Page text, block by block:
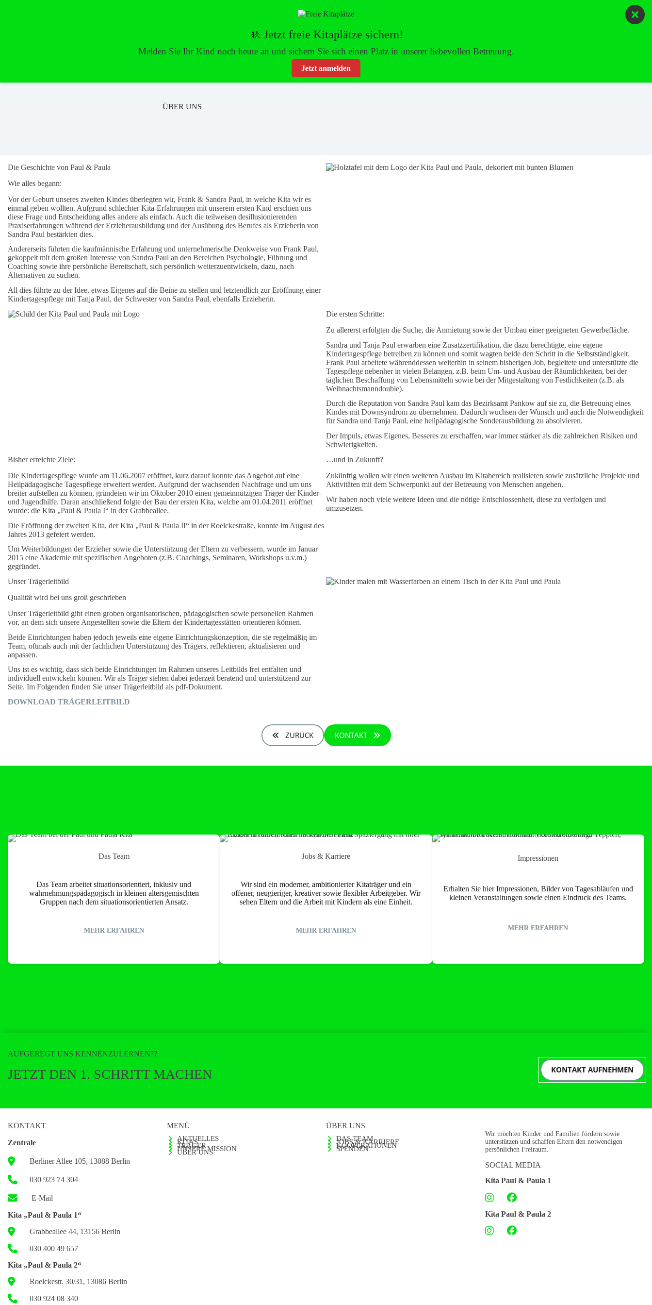
AKTUELLES KITAS TRÄGER
ÜBER UNS
Die Geschichte von Paul & Paula
Wie alles begann:
Vor der Geburt unseres zweiten Kindes überlegten wir, Frank & Sandra Paul, in welche Kita wir es
einmal geben wollten. Aufgrund schlechter Kita-Erfahrungen mit unserem ersten Kind erschien uns
diese Frage und Entscheidung alles andere als einfach. Auch die teilweisen desillusionierenden
Praxiserfahrungen während der Erzieherausbildung und der Ausübung des Berufes als Erzieherin von
Sandra Paul bestärkten dies.
Andererseits führten die kaufmännische Erfahrung und unternehmerische Denkweise von Frank Paul,
gekoppelt mit dem großen Interesse von Sandra Paul an den Bereichen Psychologie, Führung und
Coaching sowie ihre persönliche Bereitschaft, sich persönlich weiterzuentwickeln, dazu, nach
Alternativen zu suchen.
All dies führte zu der Idee, etwas Eigenes auf die Beine zu stellen und letztendlich zur Eröffnung einer
Kindertagespflege mit Tanja Paul, der Schwester von Sandra Paul, ebenfalls Erzieherin.
Die ersten Schritte:
Zu allererst erfolgten die Suche, die Anmietung sowie der Umbau einer geeigneten Gewerbefläche.
Sandra und Tanja Paul erwarben eine Zusatzzertifikation, die dazu berechtigte, eine eigene
Kindertagespflege betreiben zu können und somit wagten beide den Schritt in die Selbstständigkeit.
Frank Paul arbeitete währenddessen weiterhin in seinem bisherigen Job, begleitete und unterstützte die
Tagespflege nebenher in vielen Belangen, z.B. beim Um- und Ausbau der Räumlichkeiten, bei der
täglichen Beschaffung von Lebensmitteln sowie bei der Mitgestaltung von Festlichkeiten (z.B. als
Weihnachtsmanndouble).
Durch die Reputation von Sandra Paul kam das Bezirksamt Pankow auf sie zu, die Betreuung eines
Kindes mit Downsyndrom zu übernehmen. Dadurch wuchsen der Wunsch und auch die Notwendigkeit
für Sandra und Tanja Paul, eine heilpädagogische Sonderausbildung zu absolvieren.
Der Impuls, etwas Eigenes, Besseres zu erschaffen, war immer stärker als die zahlreichen Risiken und
Schwierigkeiten.
Bisher erreichte Ziele:
Die Kindertagespflege wurde am 11.06.2007 eröffnet, kurz darauf konnte das Angebot auf eine
Heilpädagogische Tagespflege erweitert werden. Aufgrund der wachsenden Nachfrage und um uns
breiter aufstellen zu können, gründeten wir im Oktober 2010 einen gemeinnützigen Träger der Kinder-
und Jugendhilfe. Daran anschließend folgte der Bau der ersten Kita, welche am 01.04.2011 eröffnet
wurde: die Kita „Paul & Paula I“ in der Grabbeallee.
Die Eröffnung der zweiten Kita, der Kita „Paul & Paula II“ in der Roelckestraße, konnte im August des
Jahres 2013 gefeiert werden.
Um Weiterbildungen der Erzieher sowie die Unterstützung der Eltern zu verbessern, wurde im Januar
2015 eine Akademie mit spezifischen Angeboten (z.B. Coachings, Seminaren, Workshops u.v.m.)
gegründet.
…und in Zukunft?
Zukünftig wollen wir einen weiteren Ausbau im Kitabereich realisieren sowie zusätzliche Projekte und
Aktivitäten mit dem Schwerpunkt auf der Betreuung von Menschen angehen.
Wir haben noch viele weitere Ideen und die nötige Entschlossenheit, diese zu verfolgen und
umzusetzen.
Unser Trägerleitbild
Qualität wird bei uns groß geschrieben
Unser Trägerleitbild gibt einen groben organisatorischen, pädagogischen sowie personellen Rahmen
vor, an dem sich unsere Angestellten sowie die Eltern der Kindertagesstätten orientieren können.
Beide Einrichtungen haben jedoch jeweils eine eigene Einrichtungskonzeption, die sie regelmäßig im
Team, oftmals auch mit der fachlichen Unterstützung des Trägers, reflektieren, aktualisieren und
anpassen.
Uns ist es wichtig, dass sich beide Einrichtungen im Rahmen unseres Leitbilds frei entfalten und
individuell entwickeln können. Wir als Träger stehen dabei jederzeit beratend und unterstützend zur
Seite. Im Folgenden finden Sie unser Trägerleitbild als pdf-Dokument.
DOWNLOAD TRÄGERLEITBILD
ZURÜCK KONTAKT
Das Team
Das Team arbeitet situations­orientiert, inklusiv und
wahrnehmungs­pädagogisch in kleinen altersgemischten
Gruppen nach dem situationsorientierten Ansatz.
MEHR ERFAHREN
Jobs & Karriere
Wir sind ein moderner, ambitionierter Kitaträger und ein
offener, neugieriger, kreativer sowie flexibler Arbeitgeber. Wir
sehen Eltern und die Arbeit mit Kindern als eine Einheit.
MEHR ERFAHREN
Impressionen
Erhalten Sie hier Impressionen, Bilder von Tagesabläufen und
kleinen Veranstaltungen sowie einen Eindruck des Teams.
MEHR ERFAHREN
AUFGEREGT UNS KENNENZULERNEN??
JETZT DEN 1. SCHRITT MACHEN KONTAKT AUFNEHMEN
KONTAKT
Zentrale
Berliner Allee 105, 13088 Berlin
030 923 74 304
E-Mail
Kita „Paul & Paula 1“
Grabbeallee 44, 13156 Berlin
030 400 49 657
Kita „Paul & Paula 2“
Roelckestr. 30/31, 13086 Berlin
030 924 08 340
MENÜ
AKTUELLES
KITAS
TRÄGER
UNSERE MISSION
ÜBER UNS
ÜBER UNS
DAS TEAM
JOBS & KARRIERE
KOOPERATIONEN
SPENDEN
Wir möchten Kinder und Familien fördern sowie
unterstützen und schaffen Eltern den notwendigen
persönlichen Freiraum.
SOCIAL MEDIA
Kita Paul & Paula 1
Kita Paul & Paula 2
🚸 Jetzt freie Kitaplätze sichern!
Melden Sie Ihr Kind noch heute an und sichern Sie sich einen Platz in unserer liebevollen Betreuung.
Jetzt anmelden